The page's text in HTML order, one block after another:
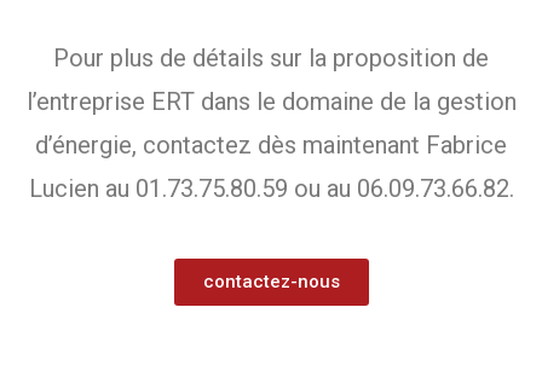
Pour plus de détails sur la proposition de
l’entreprise ERT dans le domaine de la gestion
d’énergie, contactez dès maintenant Fabrice
Lucien au 01.73.75.80.59 ou au 06.09.73.66.82.
contactez-nous